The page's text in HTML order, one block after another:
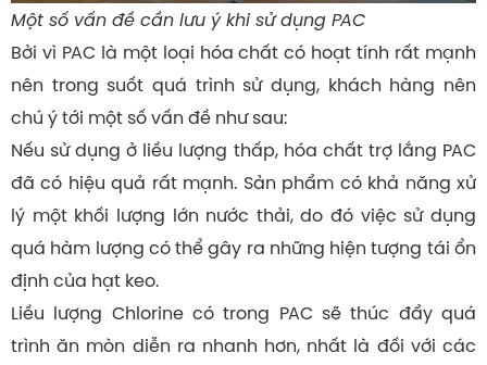
Một số vấn đề cần lưu ý khi sử dụng PAC
Bởi vì PAC là một loại hóa chất có hoạt tính rất mạnh
nên trong suốt quá trình sử dụng, khách hàng nên
chú ý tới một số vấn đề như sau:
Nếu sử dụng ở liều lượng thấp, hóa chất trợ lắng PAC
đã có hiệu quả rất mạnh. Sản phẩm có khả năng xử
lý một khối lượng lớn nước thải, do đó việc sử dụng
quá hàm lượng có thể gây ra những hiện tượng tái ổn
định của hạt keo.
Liều lượng Chlorine có trong PAC sẽ thúc đẩy quá
trình ăn mòn diễn ra nhanh hơn, nhất là đối với các